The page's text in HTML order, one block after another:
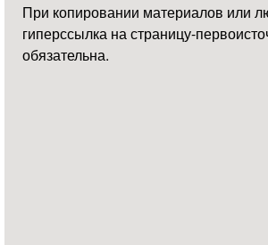
При копировании материалов или
гиперссылка на страницу-
обязательна.